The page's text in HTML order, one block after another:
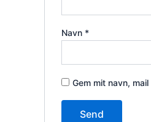
Navn *
Gem mit navn,